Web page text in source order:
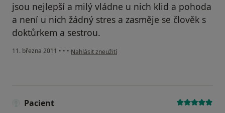
jsou nejlepší a milý vládne u nich klid a pohoda
a není u nich žádný stres a zasměje se člověk s
doktůrkem a sestrou.
11. března 2011 • • • podle názoru uživatele Pacient
Nahlásit zneužití
Pacient